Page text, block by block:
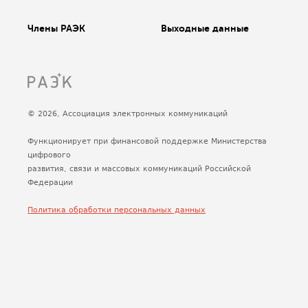
Члены РАЭК Выходные данные
© 2026, Ассоциация электронных коммуникаций
Функционирует при финансовой поддержке Министерства
цифрового
развития, связи и массовых коммуникаций Российской
Федерации
Политика обработки персональных данных